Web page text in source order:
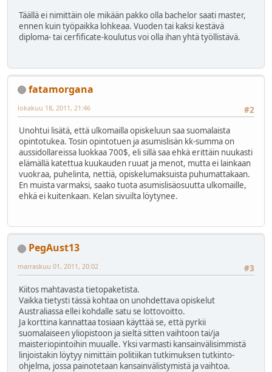
Täällä ei nimittäin ole mikään pakko olla bachelor saati master,
ennen kuin työpaikka lohkeaa. Vuoden tai kaksi kestävä
diploma- tai cerfificate-koulutus voi olla ihan yhtä työllistävä.
fatamorgana
#2
lokakuu 18, 2011, 21:46
Unohtui lisätä, että ulkomailla opiskeluun saa suomalaista
opintotukea. Tosin opintotuen ja asumislisän kk-summa on
aussidollareissa luokkaa 700$, eli sillä saa ehkä erittäin nuukasti
elämällä katettua kuukauden ruuat ja menot, mutta ei lainkaan
vuokraa, puhelinta, nettiä, opiskelumaksuista puhumattakaan.
En muista varmaksi, saako tuota asumislisäosuutta ulkomaille,
ehkä ei kuitenkaan. Kelan sivuilta löytynee.
PegAust13
#3
marraskuu 01, 2011, 20:02
Kiitos mahtavasta tietopaketista.
Vaikka tietysti tässä kohtaa on unohdettava opiskelut
Australiassa ellei kohdalle satu se lottovoitto.
Ja korttina kannattaa tosiaan käyttää se, että pyrkii
suomalaiseen yliopistoon ja sieltä sitten vaihtoon tai/ja
maisteriopintoihin muualle. Yksi varmasti kansainvälisimmistä
linjoistakin löytyy nimittäin politiikan tutkimuksen tutkinto-
ohjelma, jossa painotetaan kansainvälistymistä ja vaihtoa.